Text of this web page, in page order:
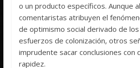
o un producto específicos. Aunque
comentaristas atribuyen el
de optimismo social derivado de
esfuerzos de colonización, otros
imprudente sacar conclusiones con
rapidez.